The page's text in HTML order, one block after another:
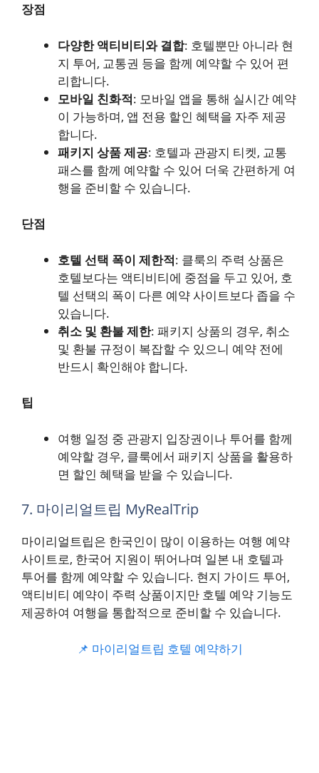
장점
다양한 액티비티와 결합: 호텔뿐만 아니라 현
지 투어, 교통권 등을 함께 예약할 수 있어 편
리합니다.
모바일 친화적: 모바일 앱을 통해 실시간 예약
이 가능하며, 앱 전용 할인 혜택을 자주 제공
합니다.
패키지 상품 제공: 호텔과 관광지 티켓, 교통
패스를 함께 예약할 수 있어 더욱 간편하게 여
행을 준비할 수 있습니다.
단점
호텔 선택 폭이 제한적: 클룩의 주력 상품은
호텔보다는 액티비티에 중점을 두고 있어, 호
텔 선택의 폭이 다른 예약 사이트보다 좁을 수
있습니다.
취소 및 환불 제한: 패키지 상품의 경우, 취소
및 환불 규정이 복잡할 수 있으니 예약 전에
반드시 확인해야 합니다.
팁
여행 일정 중 관광지 입장권이나 투어를 함께
예약할 경우, 클룩에서 패키지 상품을 활용하
면 할인 혜택을 받을 수 있습니다.
7. 마이리얼트립 MyRealTrip
마이리얼트립은 한국인이 많이 이용하는 여행 예약
사이트로, 한국어 지원이 뛰어나며 일본 내 호텔과
투어를 함께 예약할 수 있습니다. 현지 가이드 투어,
액티비티 예약이 주력 상품이지만 호텔 예약 기능도
제공하여 여행을 통합적으로 준비할 수 있습니다.
📌 마이리얼트립 호텔 예약하기